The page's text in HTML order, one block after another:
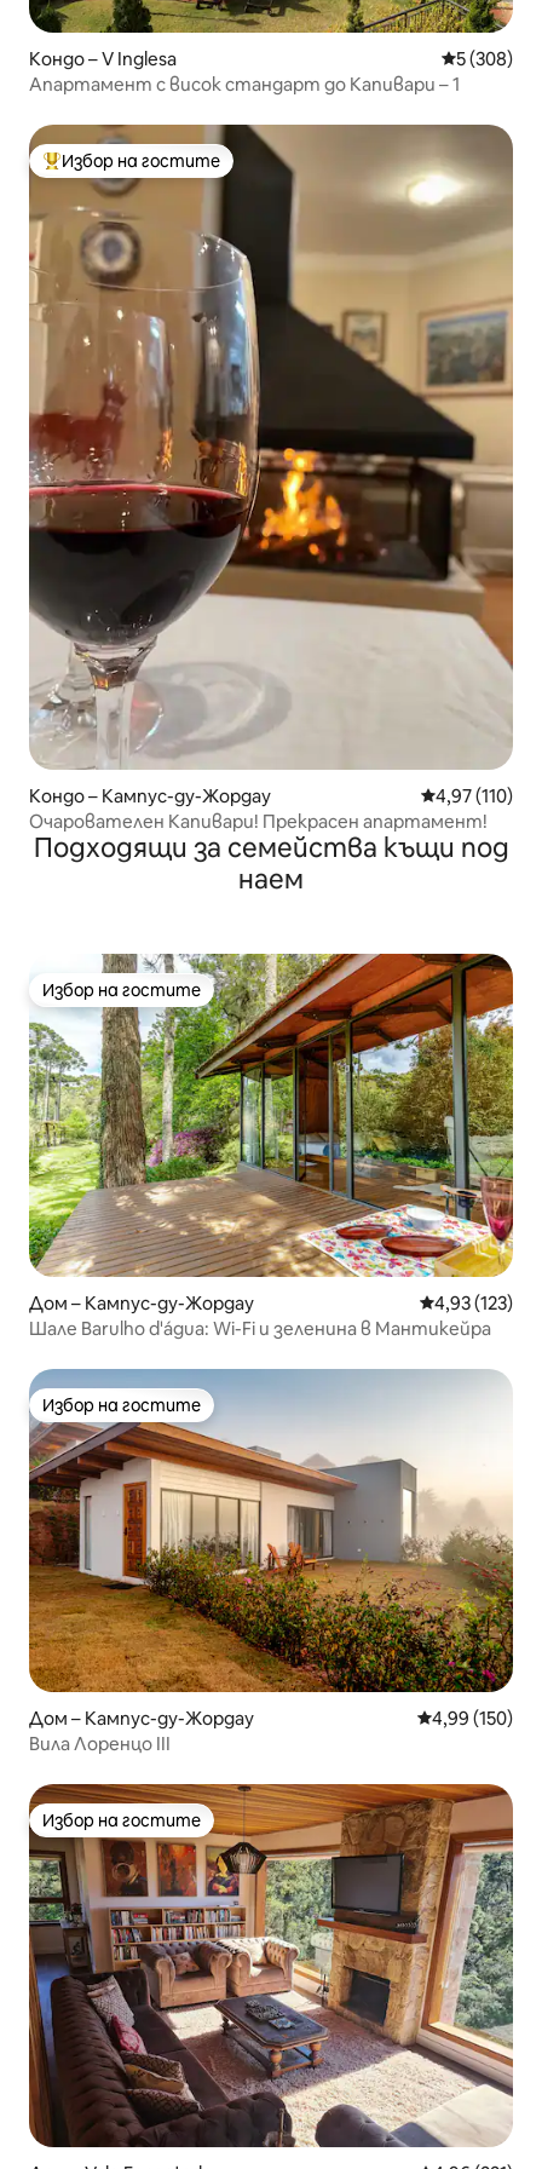
Кондо – V Inglesa Средна
5 (308)
Апартамент с висок стандарт до Капивари – 1
Най-популярен избор на гостите
Избор на гостите
Кондо – Кампус-ду-Жордау Средна
4,97 (110)
Очарователен Капивари! Прекрасен апартамент!
Подходящи за семейства къщи под
наем
Избор на гостите
Избор на гостите
Дом – Кампус-ду-Жордау Средна
4,93 (123)
Шале Barulho d'água: Wi-Fi и зеленина в Мантикейра
Избор на гостите
Избор на гостите
Дом – Кампус-ду-Жордау Средна
4,99 (150)
Вила Лоренцо III
Избор на гостите
Избор на гостите